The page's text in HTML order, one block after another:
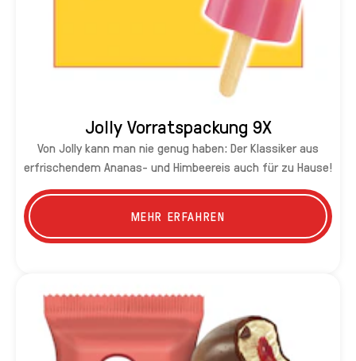
Jolly Vorratspackung 9X
Von Jolly kann man nie genug haben: Der Klassiker aus
erfrischendem Ananas- und Himbeereis auch für zu Hause!
MEHR ERFAHREN